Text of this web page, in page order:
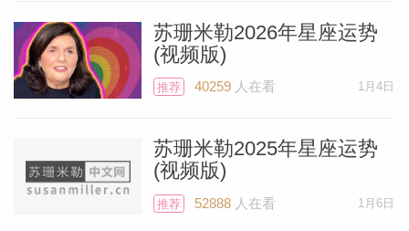
过，运势当中欢乐洋溢，满是旅行的机遇，
为何不让自己再放肆一些？1月3日的满月
会非常合你心意。满月出现在巨蟹座13°，
座极为和睦，而且满月靠近木星（在前后8°
的范围内），也就是说，好运站在你这一边
——1月3日及前后4天所做的一切都有可能
苏珊米勒2026年星座运势
(视频版)
推荐 40259人在看 1月4日
苏珊米勒2025年星座运势
(视频版)
推荐 52888人在看 1月6日